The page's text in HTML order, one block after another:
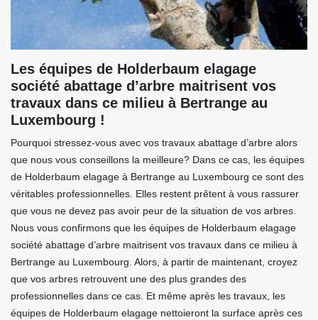
Les équipes de Holderbaum elagage
société abattage d’arbre maitrisent vos
travaux dans ce milieu à Bertrange au
Luxembourg !
Pourquoi stressez-vous avec vos travaux abattage d’arbre alors
que nous vous conseillons la meilleure? Dans ce cas, les équipes
de Holderbaum elagage à Bertrange au Luxembourg ce sont des
véritables professionnelles. Elles restent prêtent à vous rassurer
que vous ne devez pas avoir peur de la situation de vos arbres.
Nous vous confirmons que les équipes de Holderbaum elagage
société abattage d’arbre maitrisent vos travaux dans ce milieu à
Bertrange au Luxembourg. Alors, à partir de maintenant, croyez
que vos arbres retrouvent une des plus grandes des
professionnelles dans ce cas. Et même après les travaux, les
équipes de Holderbaum elagage nettoieront la surface après ces